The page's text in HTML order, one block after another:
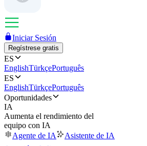
Iniciar Sesión
Regístrese gratis
ES
EnglishTürkçePortuguês
ES
EnglishTürkçePortuguês
Oportunidades
IA
Aumenta el rendimiento del
equipo con IA
Agente de IA
Asistente de IA